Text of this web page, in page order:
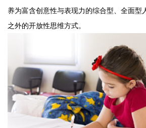
养为富含创意性与表现力的综合型、全面型
之外的开放性思维方式。